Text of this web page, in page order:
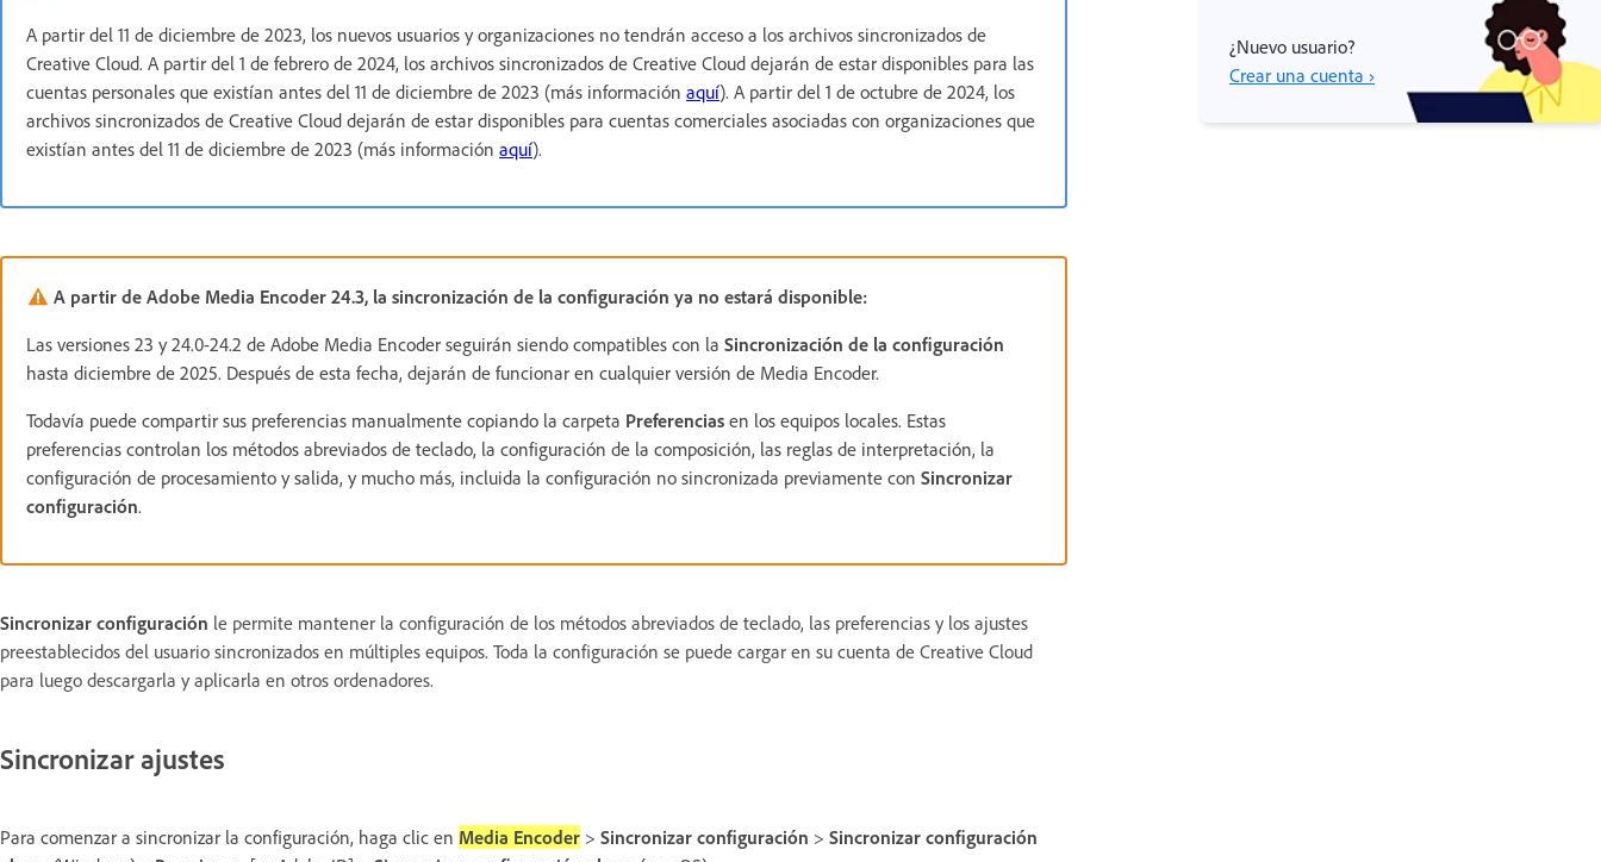
A partir del 11 de diciembre de 2023, los nuevos usuarios y organizaciones no tendrán acceso a los archivos sincronizados de
Creative Cloud. A partir del 1 de febrero de 2024, los archivos sincronizados de Creative Cloud dejarán de estar disponibles para las
cuentas personales que existían antes del 11 de diciembre de 2023 (más información aquí). A partir del 1 de octubre de 2024, los
archivos sincronizados de Creative Cloud dejarán de estar disponibles para cuentas comerciales asociadas con organizaciones que
existían antes del 11 de diciembre de 2023 (más información aquí).
A partir de Adobe Media Encoder 24.3, la sincronización de la configuración ya no estará disponible:
Las versiones 23 y 24.0-24.2 de Adobe Media Encoder seguirán siendo compatibles con la Sincronización de la configuración
hasta diciembre de 2025. Después de esta fecha, dejarán de funcionar en cualquier versión de Media Encoder.
Todavía puede compartir sus preferencias manualmente copiando la carpeta Preferencias en los equipos locales. Estas
preferencias controlan los métodos abreviados de teclado, la configuración de la composición, las reglas de interpretación, la
configuración de procesamiento y salida, y mucho más, incluida la configuración no sincronizada previamente con Sincronizar
configuración.
Sincronizar configuración le permite mantener la configuración de los métodos abreviados de teclado, las preferencias y los ajustes
preestablecidos del usuario sincronizados en múltiples equipos. Toda la configuración se puede cargar en su cuenta de Creative Cloud
para luego descargarla y aplicarla en otros ordenadores.
Sincronizar ajustes
Para comenzar a sincronizar la configuración, haga clic en Media Encoder > Sincronizar configuración > Sincronizar configuración
¿Nuevo usuario?
Crear una cuenta ›